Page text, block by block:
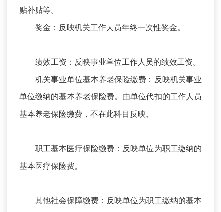
贴补贴等。
奖金：反映机关工作人员年终一次性奖金。
绩效工资：反映事业单位工作人员的绩效工资。
机关事业单位基本养老保险缴费：反映机关事业
单位缴纳的基本养老保险费。由单位代扣的工作人员
基本养老保险缴费，不在此科目反映。
职工基本医疗保险缴费：反映单位为职工缴纳的
基本医疗保险费。
其他社会保障缴费：反映单位为职工缴纳的基本